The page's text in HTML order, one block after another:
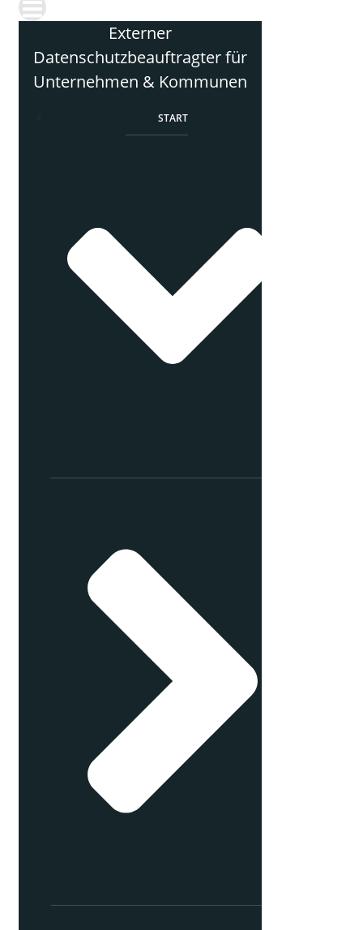
Externer
Datenschutzbeauftragter für
Unternehmen & Kommunen
START